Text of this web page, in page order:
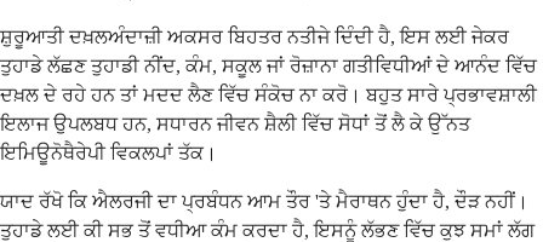
ਸ਼ੁਰੂਆਤੀ ਦਖ਼ਲਅੰਦਾਜ਼ੀ ਅਕਸਰ ਬਿਹਤਰ ਨਤੀਜੇ ਦਿੰਦੀ ਹੈ, ਇਸ ਲਈ ਜੇਕਰ
ਤੁਹਾਡੇ ਲੱਛਣ ਤੁਹਾਡੀ ਨੀਂਦ, ਕੰਮ, ਸਕੂਲ ਜਾਂ ਰੋਜ਼ਾਨਾ ਗਤੀਵਿਧੀਆਂ ਦੇ ਆਨੰਦ ਵਿੱਚ
ਦਖ਼ਲ ਦੇ ਰਹੇ ਹਨ ਤਾਂ ਮਦਦ ਲੈਣ ਵਿੱਚ ਸੰਕੋਚ ਨਾ ਕਰੋ। ਬਹੁਤ ਸਾਰੇ ਪ੍ਰਭਾਵਸ਼ਾਲੀ
ਇਲਾਜ ਉਪਲਬਧ ਹਨ, ਸਧਾਰਨ ਜੀਵਨ ਸ਼ੈਲੀ ਵਿੱਚ ਸੋਧਾਂ ਤੋਂ ਲੈ ਕੇ ਉੱਨਤ
ਇਮਿਊਨੋਥੈਰੇਪੀ ਵਿਕਲਪਾਂ ਤੱਕ।
ਯਾਦ ਰੱਖੋ ਕਿ ਐਲਰਜੀ ਦਾ ਪ੍ਰਬੰਧਨ ਆਮ ਤੌਰ 'ਤੇ ਮੈਰਾਥਨ ਹੁੰਦਾ ਹੈ, ਦੌੜ ਨਹੀਂ।
ਤੁਹਾਡੇ ਲਈ ਕੀ ਸਭ ਤੋਂ ਵਧੀਆ ਕੰਮ ਕਰਦਾ ਹੈ, ਇਸਨੂੰ ਲੱਭਣ ਵਿੱਚ ਕੁਝ ਸਮਾਂ ਲੱਗ